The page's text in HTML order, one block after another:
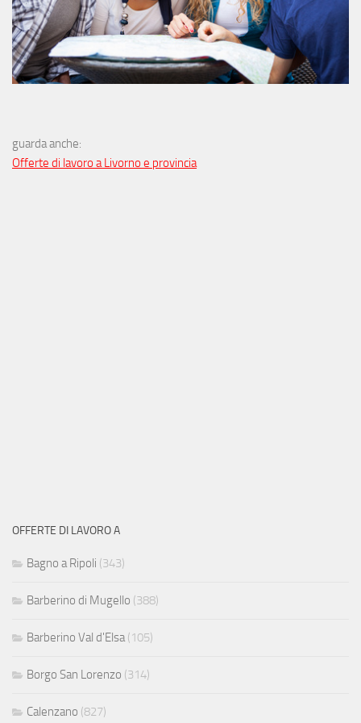
guarda anche:
Offerte di lavoro a Livorno e provincia
OFFERTE DI LAVORO A
Bagno a Ripoli (343)
Barberino di Mugello (388)
Barberino Val d'Elsa(105)
Borgo San Lorenzo (314)
Calenzano (827)